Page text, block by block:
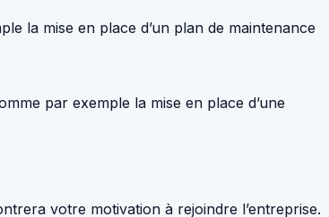
la mise en place d’un plan de maintenance
par exemple la mise en place d’une
votre motivation à rejoindre l’entreprise.